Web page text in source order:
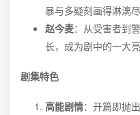
暴与多疑刻画得淋漓尽
赵今麦：从受害者到
长，成为剧中的一大亮
剧集特色
高能剧情：开篇即抛